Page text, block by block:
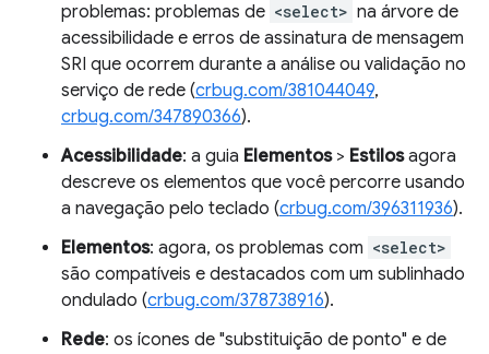
problemas: problemas de <select> na árvore de
acessibilidade e erros de assinatura de mensagem
SRI que ocorrem durante a análise ou validação no
serviço de rede (crbug.com/381044049,
crbug.com/347890366).
Acessibilidade: a guia Elementos> Estilosagora
descreve os elementos que você percorre usando
a navegação pelo teclado (crbug.com/396311936).
Elementos: agora, os problemas com <select>
são compatíveis e destacados com um sublinhado
ondulado (crbug.com/378738916).
Rede: os ícones de "substituição de ponto" e de